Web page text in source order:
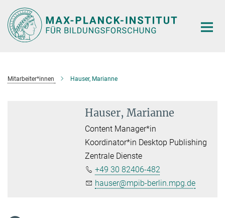
Hauptinhalt
Mitarbeiter*innen Hauser, Marianne
Hauser, Marianne
Content Manager*in
Koordinator*in Desktop Publishing
Zentrale Dienste
+49 30 82406-482
hauser@mpib-berlin.mpg.de